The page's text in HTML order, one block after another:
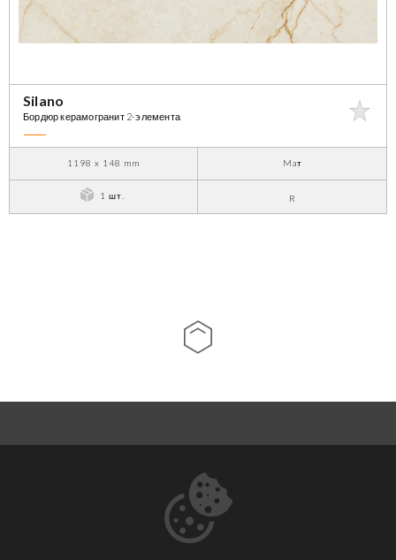
Silano
Бордюр керамогранит 2-элемента
1198 x 148 mm Maт
1 шт. R
КОНТАКТ
СКАЧАТЬ